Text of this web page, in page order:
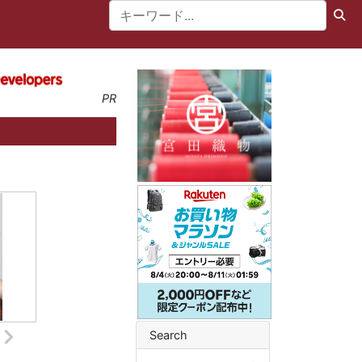
PR
Search